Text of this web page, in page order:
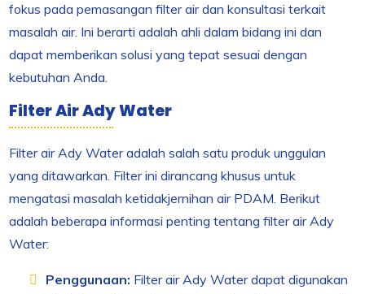
fokus pada pemasangan filter air dan konsultasi terkait
masalah air. Ini berarti adalah ahli dalam bidang ini dan
dapat memberikan solusi yang tepat sesuai dengan
kebutuhan Anda.
Filter Air Ady Water
Filter air Ady Water adalah salah satu produk unggulan
yang ditawarkan. Filter ini dirancang khusus untuk
mengatasi masalah ketidakjernihan air PDAM. Berikut
adalah beberapa informasi penting tentang filter air Ady
Water:
Penggunaan: Filter air Ady Water dapat digunakan